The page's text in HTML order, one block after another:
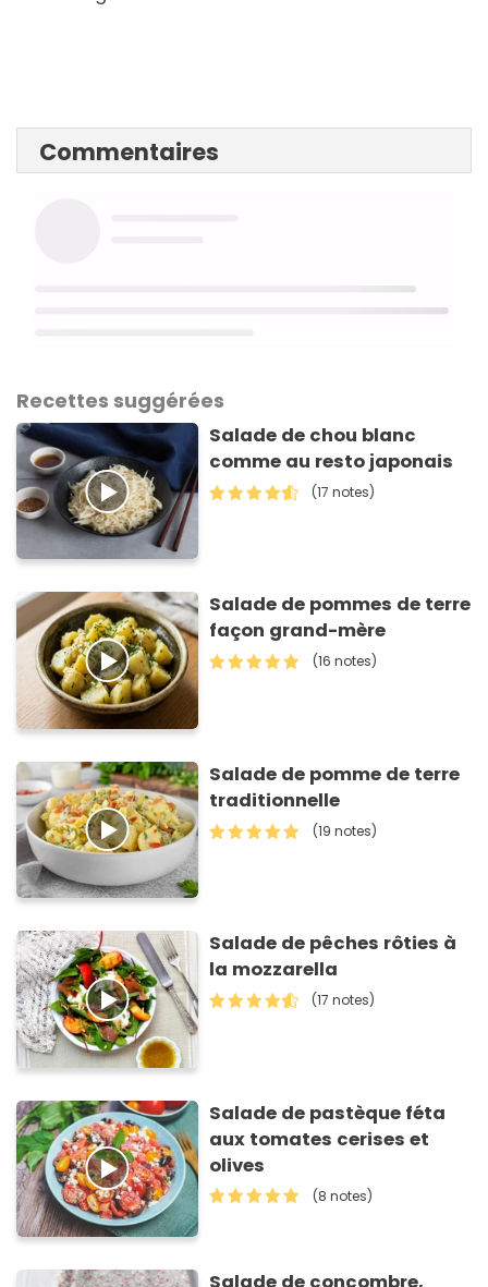
Commentaires
Recettes suggérées
Salade de chou blanc
comme au resto japonais
(17 notes)
Salade de pommes de terre
façon grand-mère
(16 notes)
Salade de pomme de terre
traditionnelle
(19 notes)
Salade de pêches rôties à
la mozzarella
(17 notes)
Salade de pastèque féta
aux tomates cerises et
olives
(8 notes)